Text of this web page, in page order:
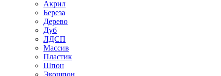
Акрил
Береза
Дерево
Дуб
ЛДСП
Массив
Пластик
Шпон
Экошпон